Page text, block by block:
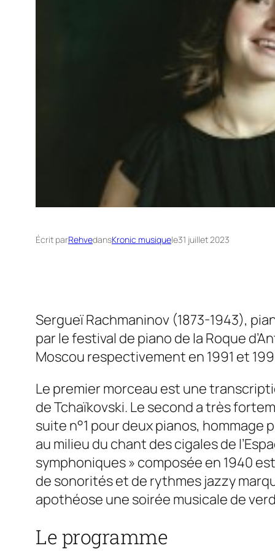
Écrit parRehvedansKronic musiquele31 juillet 2023
Sergueï Rachmaninov (1873-1943),
par le festival de piano de la Roque
Moscou respectivement en 1991 et
Le premier morceau est une
de Tchaïkovski. Le second a très
suite n°1 pour deux pianos,
au milieu du chant des cigales de
symphoniques » composée en 1940
de sonorités et de rythmes jazzy
apothéose une soirée musicale de
Le programme